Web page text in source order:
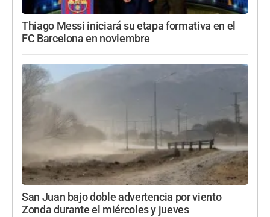
Thiago Messi iniciará su etapa formativa en el
FC Barcelona en noviembre
San Juan bajo doble advertencia por viento
Zonda durante el miércoles y jueves